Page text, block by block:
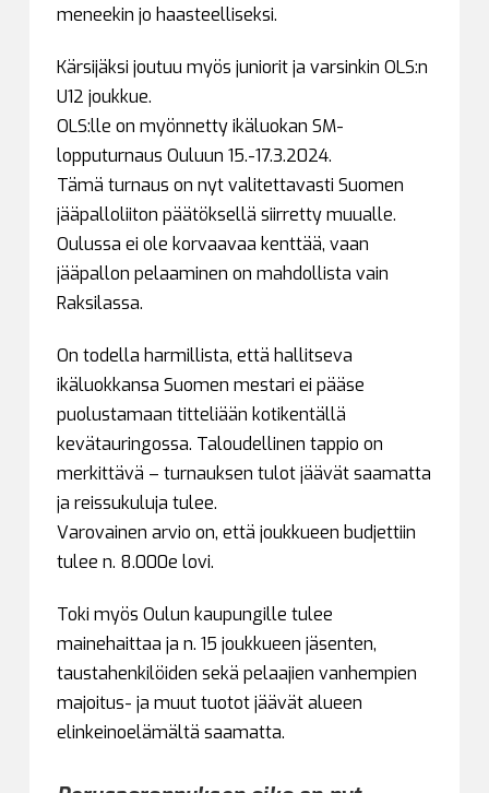
meneekin jo haasteelliseksi.
Kärsijäksi joutuu myös juniorit ja varsinkin OLS:n
U12 joukkue.
OLS:lle on myönnetty ikäluokan SM-
lopputurnaus Ouluun 15.-17.3.2024.
Tämä turnaus on nyt valitettavasti Suomen
jääpalloliiton päätöksellä siirretty muualle.
Oulussa ei ole korvaavaa kenttää, vaan
jääpallon pelaaminen on mahdollista vain
Raksilassa.
On todella harmillista, että hallitseva
ikäluokkansa Suomen mestari ei pääse
puolustamaan titteliään kotikentällä
kevätauringossa. Taloudellinen tappio on
merkittävä – turnauksen tulot jäävät saamatta
ja reissukuluja tulee.
Varovainen arvio on, että joukkueen budjettiin
tulee n. 8.000e lovi.
Toki myös Oulun kaupungille tulee
mainehaittaa ja n. 15 joukkueen jäsenten,
taustahenkilöiden sekä pelaajien vanhempien
majoitus- ja muut tuotot jäävät alueen
elinkeinoelämältä saamatta.